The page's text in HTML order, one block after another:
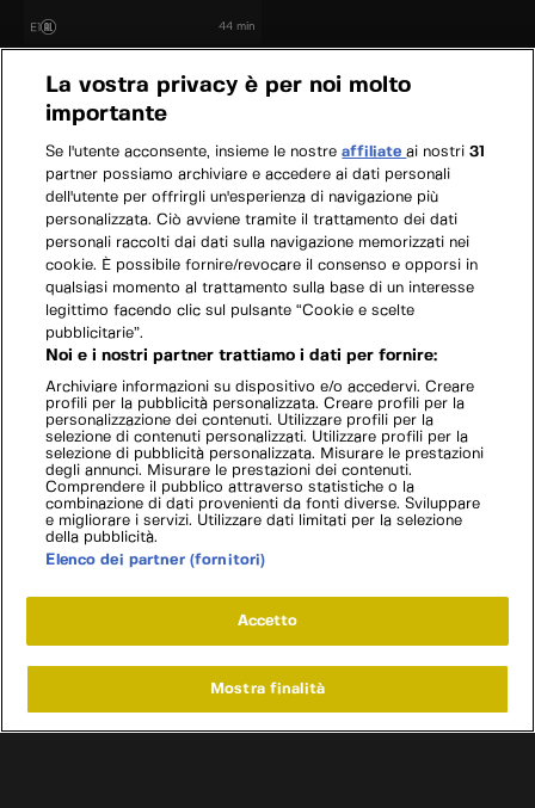
E1 44 min
La vostra privacy è per noi molto
importante
Se l'utente acconsente, insieme le nostreaffiliateai nostri31
partner possiamo archiviare e accedere ai dati personali
dell'utente per offrirgli un'esperienza di navigazione più
personalizzata. Ciò avviene tramite il trattamento dei dati
personali raccolti dai dati sulla navigazione memorizzati nei
cookie. È possibile fornire/revocare il consenso e opporsi in
qualsiasi momento al trattamento sulla base di un interesse
legittimo facendo clic sul pulsante “Cookie e scelte
pubblicitarie”.
Noi e i nostri partner trattiamo i dati per fornire:
Archiviare informazioni su dispositivo e/o accedervi. Creare
profili per la pubblicità personalizzata. Creare profili per la
personalizzazione dei contenuti. Utilizzare profili per la
selezione di contenuti personalizzati. Utilizzare profili per la
selezione di pubblicità personalizzata. Misurare le prestazioni
degli annunci. Misurare le prestazioni dei contenuti.
Comprendere il pubblico attraverso statistiche o la
combinazione di dati provenienti da fonti diverse. Sviluppare
e migliorare i servizi. Utilizzare dati limitati per la selezione
della pubblicità.
Elenco dei partner (fornitori)
Accetto
Mostra finalità